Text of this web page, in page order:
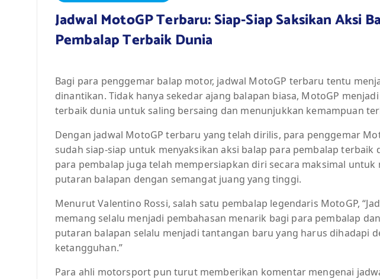
Jadwal MotoGP Terbaru: Siap-Siap Saksikan Aksi
Pembalap Terbaik Dunia
Bagi para penggemar balap motor, jadwal MotoGP terbaru tentu
dinantikan. Tidak hanya sekedar ajang balapan biasa, MotoGP
terbaik dunia untuk saling bersaing dan menunjukkan kemampuan
Dengan jadwal MotoGP terbaru yang telah dirilis, para penggemar
sudah siap-siap untuk menyaksikan aksi balap para pembalap terbaik
para pembalap juga telah mempersiapkan diri secara maksimal untuk
putaran balapan dengan semangat juang yang tinggi.
Menurut Valentino Rossi, salah satu pembalap legendaris MotoGP,
memang selalu menjadi pembahasan menarik bagi para pembalap
putaran balapan selalu menjadi tantangan baru yang harus dihadapi
ketangguhan.”
Para ahli motorsport pun turut memberikan komentar mengenai